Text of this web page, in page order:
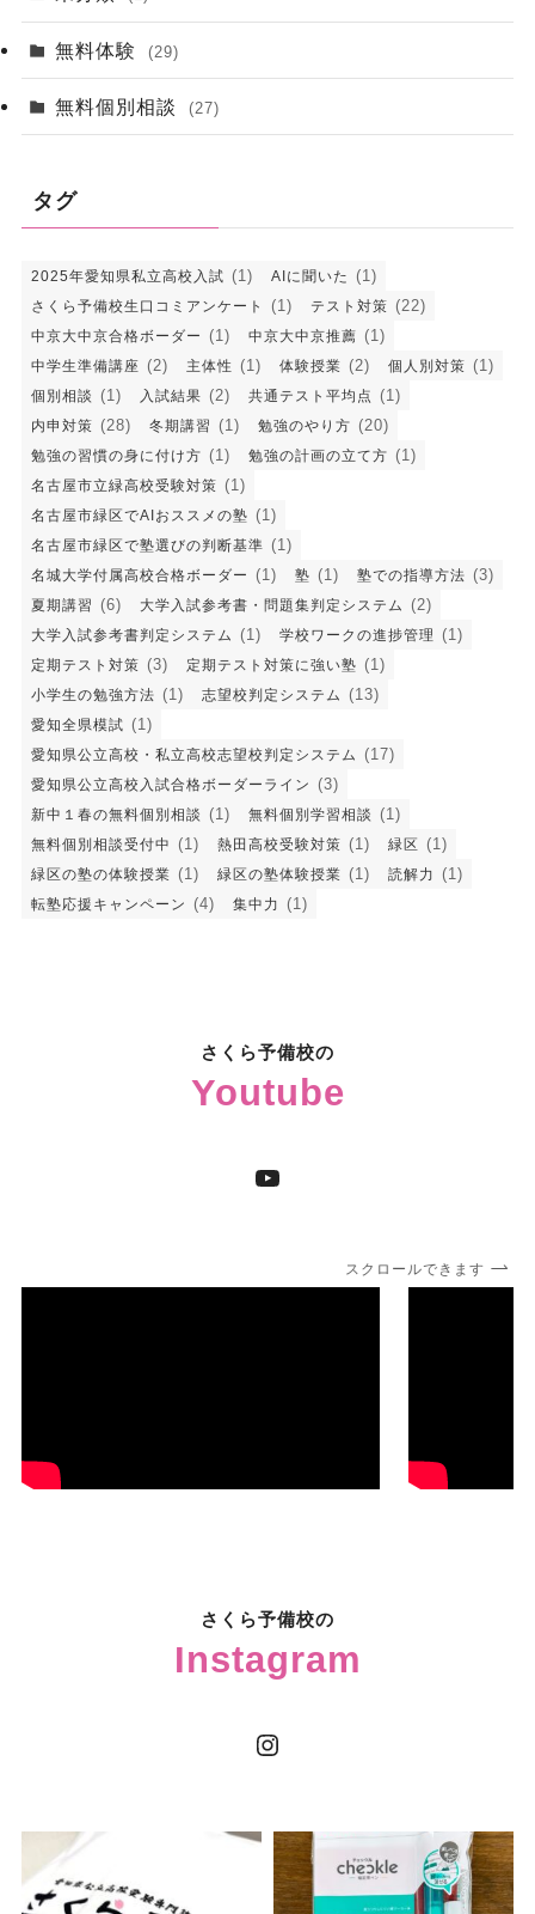
無料体験 (29)
無料個別相談 (27)
タグ
2025年愛知県私立高校入試 (1) AIに聞いた (1)
さくら予備校生口コミアンケート (1) テスト対策 (22)
中京大中京合格ボーダー (1) 中京大中京推薦 (1)
中学生準備講座 (2) 主体性 (1) 体験授業 (2) 個人別対策 (1)
個別相談 (1) 入試結果 (2) 共通テスト平均点 (1)
内申対策 (28) 冬期講習 (1) 勉強のやり方 (20)
勉強の習慣の身に付け方 (1) 勉強の計画の立て方 (1)
名古屋市立緑高校受験対策 (1)
名古屋市緑区でAIおススメの塾 (1)
名古屋市緑区で塾選びの判断基準 (1)
名城大学付属高校合格ボーダー (1) 塾 (1) 塾での指導方法 (3)
夏期講習 (6) 大学入試参考書・問題集判定システム (2)
大学入試参考書判定システム (1) 学校ワークの進捗管理 (1)
定期テスト対策 (3) 定期テスト対策に強い塾 (1)
小学生の勉強方法 (1) 志望校判定システム (13)
愛知全県模試 (1)
愛知県公立高校・私立高校志望校判定システム (17)
愛知県公立高校入試合格ボーダーライン (3)
新中１春の無料個別相談 (1) 無料個別学習相談 (1)
無料個別相談受付中 (1) 熱田高校受験対策 (1) 緑区 (1)
緑区の塾の体験授業 (1) 緑区の塾体験授業 (1) 読解力 (1)
転塾応援キャンペーン (4) 集中力 (1)
さくら予備校の
Youtube
YouTube
スクロールできます
さくら予備校の
Instagram
Instagram